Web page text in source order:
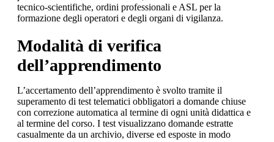
tecnico-scientifiche, ordini professionali e ASL per la
formazione degli operatori e degli organi di vigilanza.
Modalità di verifica
dell’apprendimento
L’accertamento dell’apprendimento è svolto tramite il
superamento di test telematici obbligatori a domande chiuse
con correzione automatica al termine di ogni unità didattica e
al termine del corso. I test visualizzano domande estratte
casualmente da un archivio, diverse ed esposte in modo